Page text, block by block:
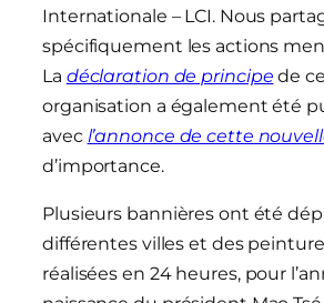
Internationale – LCI. Nous
spécifiquement les actions
La déclaration de principe de
organisation a également été
avec l’annonce de cette
d’importance.
Plusieurs bannières ont été
différentes villes et des
réalisées en 24 heures, pour